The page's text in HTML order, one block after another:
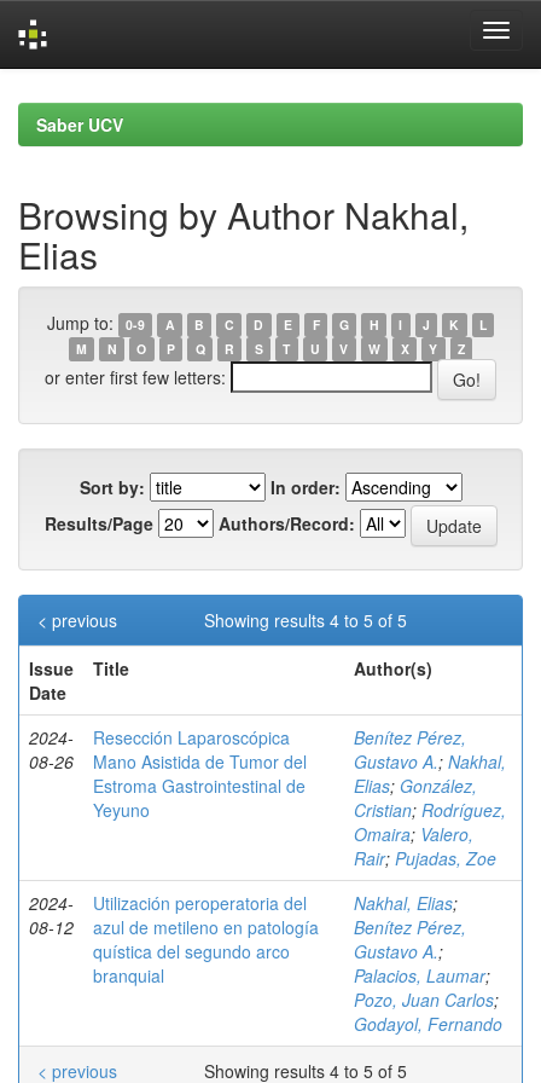
navigationSaber UCV
Browsing by Author Nakhal,
Elias
Jump to: 0-9 A B C D E F G H I J K
L
M
N O P Q R S T U V W X Y Z
or enter first few letters:
Sort by:
In order:
Results/Page
Authors/Record:
Showing results 4 to 5 of 5
< previous
Issue
Date
Title Author(s)
2024-
08-26
Resección Laparoscópica
Mano Asistida de Tumor del
Estroma Gastrointestinal de
Yeyuno
Benítez Pérez,
Gustavo A.; Nakhal,
Elias; González,
Cristian; Rodríguez,
Omaira; Valero,
Rair; Pujadas, Zoe
2024-
08-12
Utilización peroperatoria del
azul de metileno en patología
quística del segundo arco
branquial
Nakhal, Elias;
Benítez Pérez,
Gustavo A.;
Palacios, Laumar;
Pozo, Juan Carlos;
Godayol, Fernando
Showing results 4 to 5 of 5
< previous